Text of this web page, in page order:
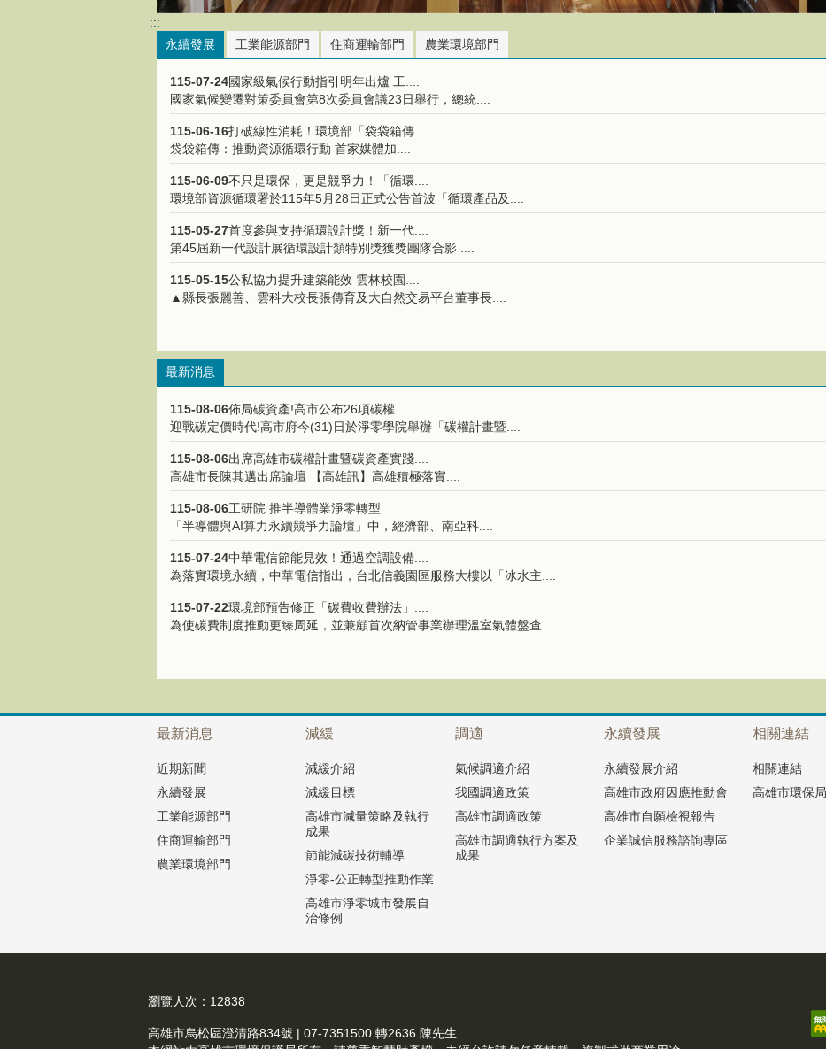
:::
永續發展
工業能源部門 住商運輸部門 農業環境部門
115-07-24國家級氣候行動指引明年出爐 工....
國家氣候變遷對策委員會第8次委員會議23日舉行，總統....
115-06-16打破線性消耗！環境部「袋袋箱傳....
袋袋箱傳：推動資源循環行動 首家媒體加....
115-06-09不只是環保，更是競爭力！「循環....
環境部資源循環署於115年5月28日正式公告首波「循環產品及....
115-05-27首度參與支持循環設計獎！新一代....
第45屆新一代設計展循環設計類特別獎獲獎團隊合影 ....
115-05-15公私協力提升建築能效 雲林校園....
▲縣長張麗善、雲科大校長張傳育及大自然交易平台董事長....
最新消息
115-08-06佈局碳資產!高市公布26項碳權....
迎戰碳定價時代!高市府今(31)日於淨零學院舉辦「碳權計畫暨....
115-08-06出席高雄市碳權計畫暨碳資產實踐....
高雄市長陳其邁出席論壇 【高雄訊】高雄積極落實....
115-08-06工研院 推半導體業淨零轉型
「半導體與AI算力永續競爭力論壇」中，經濟部、南亞科....
115-07-24中華電信節能見效！通過空調設備....
為落實環境永續，中華電信指出，台北信義園區服務大樓以「冰水主....
115-07-22環境部預告修正「碳費收費辦法」....
為使碳費制度推動更臻周延，並兼顧首次納管事業辦理溫室氣體盤查....
最新消息
近期新聞
永續發展
工業能源部門
住商運輸部門
農業環境部門
減緩
減緩介紹
減緩目標
高雄市減量策略及執行
成果
節能減碳技術輔導
淨零-公正轉型推動作業
高雄市淨零城市發展自
治條例
調適
氣候調適介紹
我國調適政策
高雄市調適政策
高雄市調適執行方案及
成果
永續發展
永續發展介紹
高雄市政府因應推動會
高雄市自願檢視報告
企業誠信服務諮詢專區
相關連結
相關連結
高雄市環保
瀏覽人次： 12838
高雄市烏松區澄清路834號 | 07-7351500 轉2636 陳先生